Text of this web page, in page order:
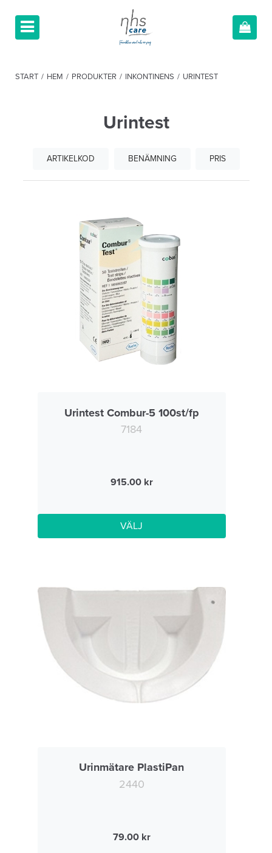
START / HEM / PRODUKTER / INKONTINENS / URINTEST
Urintest
ARTIKELKOD BENÄMNING PRIS
Urintest Combur-5 100st/fp
7184
915.00
VÄLJ
Urinmätare PlastiPan
2440
79.00